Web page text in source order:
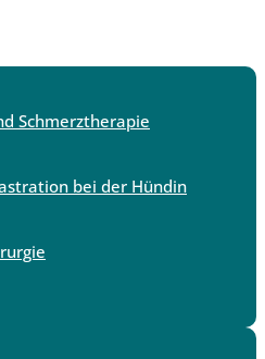
Schmerztherapie
bei der Hündin